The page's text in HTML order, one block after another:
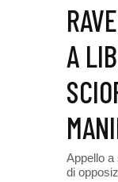
A
Appello
di